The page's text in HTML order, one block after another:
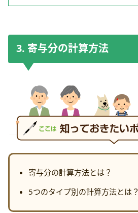
3. 寄与分の計算方法
寄与分の計算方法とは？
5つのタイプ別の計算方法とは？